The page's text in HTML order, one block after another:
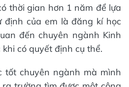
thời gian hơn 1 năm để lựa
định của em là đăng kí học
đến chuyên ngành Kinh
có quyết định cụ thể.
tốt chuyên ngành mà mình